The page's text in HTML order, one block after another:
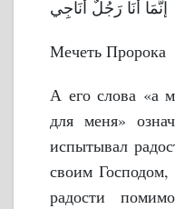
إنَّمَا أَنَا رَجُلٌ أُنَاجِي
Мечеть Пророка
А его слова «а
для меня»
испытывал
своим
радости